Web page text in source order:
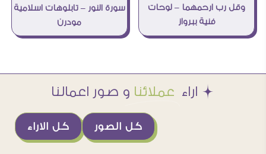
وقل رب ارحمهما – لوحات
فنية ببرواز
سورة النور – تابلوهات اسلامية
مودرن
Æ اراء عملائنا و صور اعمالنا
كل الاراء كل الصور